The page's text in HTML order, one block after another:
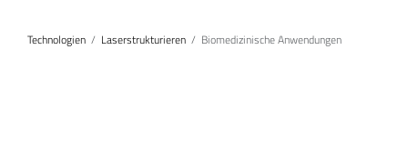
Technologien Laserstrukturieren Biomedizinische Anwendungen